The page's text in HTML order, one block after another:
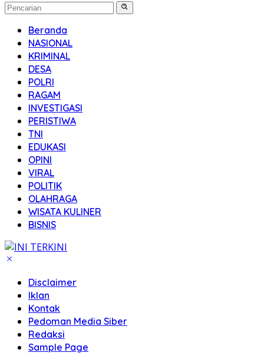
Beranda
NASIONAL
KRIMINAL
DESA
POLRI
RAGAM
INVESTIGASI
PERISTIWA
TNI
EDUKASI
OPINI
VIRAL
POLITIK
OLAHRAGA
WISATA KULINER
BISNIS
Disclaimer
Iklan
Kontak
Pedoman Media Siber
Redaksi
Sample Page